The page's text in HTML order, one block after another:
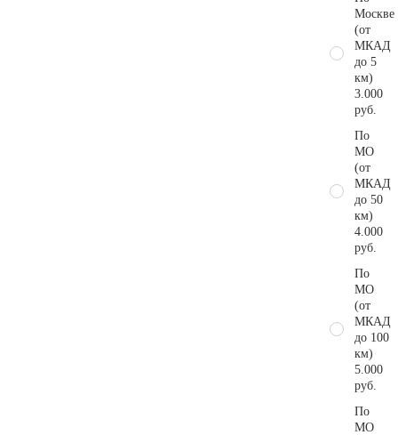
Москве
(от
МКАД
до 5
км)
3.000
руб.
По
МО
(от
МКАД
до 50
км)
4.000
руб.
По
МО
(от
МКАД
до 100
км)
5.000
руб.
По
МО